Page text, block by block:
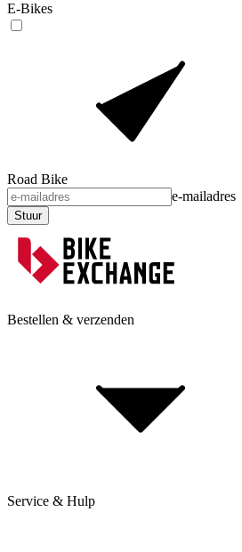
E-Bikes
Road Bike
e-mailadres
Stuur
Bestellen & verzenden
Levering & verzending
Service & Hulp